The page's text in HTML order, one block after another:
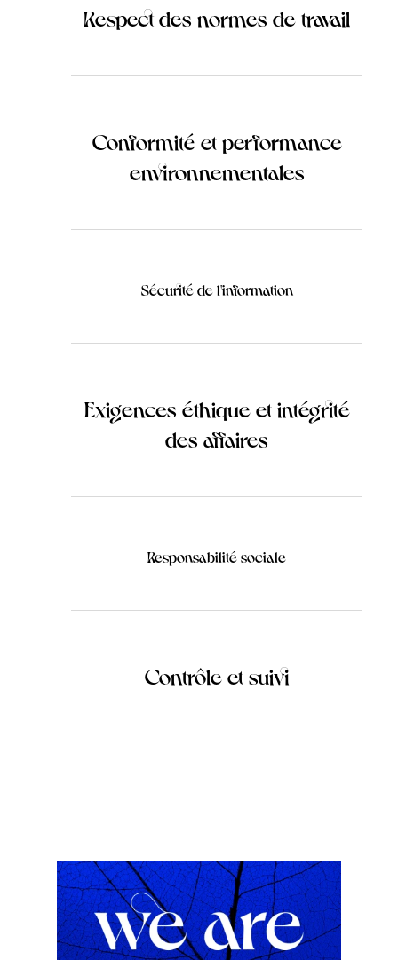
Respect des normes de travail
Conformité et performance
environnementales
Sécurité de l'information
Exigences éthique et intégrité
des affaires
Responsabilité sociale
Contrôle et suivi